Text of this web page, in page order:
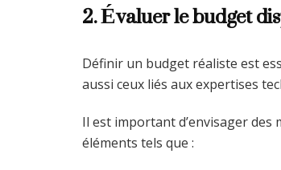
2. Évaluer le budget
Définir un budget réaliste est
aussi ceux liés aux expertises
Il est important d’envisager des
éléments tels que :